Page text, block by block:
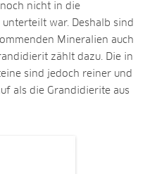
nicht in die
war. Deshalb sind
Mineralien auch
zählt dazu. Die in
sind jedoch reiner und
als die Grandidierite aus